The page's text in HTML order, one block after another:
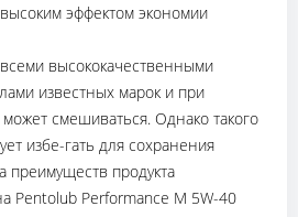
эффектом экономии
высококачественными
известных марок и при
смешиваться. Однако такого
избе-гать для сохранения
преимуществ продукта
Pentolub Performance M 5W-40